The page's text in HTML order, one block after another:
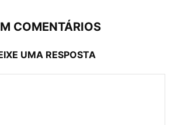
COMENTÁRIOS
UMA RESPOSTA